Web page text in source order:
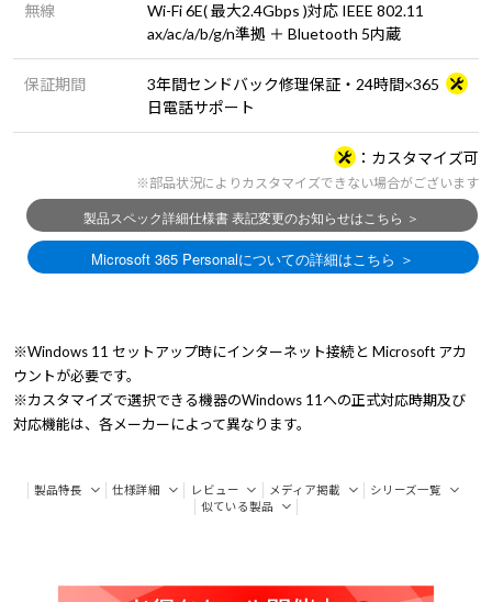
無線
Wi-Fi 6E( 最大2.4Gbps )対応 IEEE 802.11
ax/ac/a/b/g/n準拠 ＋ Bluetooth 5内蔵
保証期間
3年間センドバック修理保証・24時間×365
日電話サポート
カスタマイズ可
※部品状況によりカスタマイズできない場合がございます
※Windows 11 セットアップ時にインターネット接続と Microsoft アカ
ウントが必要です。
※カスタマイズで選択できる機器のWindows 11への正式対応時期及び
対応機能は、各メーカーによって異なります。
製品特長 仕様詳細 レビュー メディア掲載
シリーズ一覧
似ている製品